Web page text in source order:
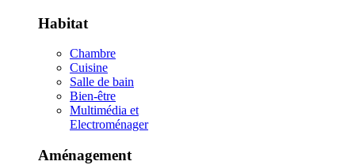
Habitat
Chambre
Cuisine
Salle de bain
Bien-être
Multimédia et
Electroménager
Aménagement